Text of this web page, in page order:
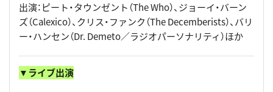
出演：ピート・タウンゼント（The Who）、ジョーイ・バーン
ズ（Calexico）、クリス・ファンク（The Decemberists）、バリ
ー・ハンセン（Dr. Demeto／ラジオパーソナリティ）ほか
▼ライブ出演